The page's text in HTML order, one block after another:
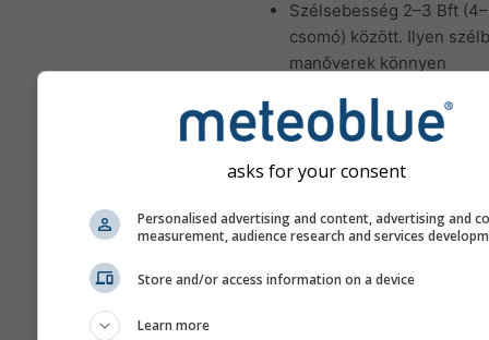
Szélsebesség 2–3 Bft
csomó) között. Ilyen
manőverek könnyen
megbocsáthatók.
Jelentős
Ideális vitorlázási feltételek
hajósoknak:
Szélsebesség 4–5 Bft
csomó) között. Ilyen
asks for your consent
Personalised advertising and content, advertising and
measurement, audience research and services
Store and/or access information on a device
Learn more